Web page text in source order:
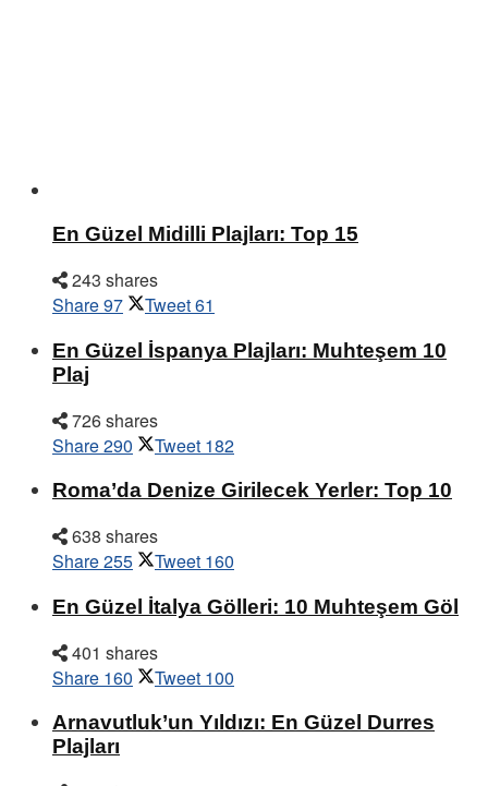
En Güzel Midilli Plajları: Top 15
243 shares
Share97 Tweet61
En Güzel İspanya Plajları: Muhteşem 10
Plaj
726 shares
Share290 Tweet 182
Roma’da Denize Girilecek Yerler: Top 10
638 shares
Share255 Tweet 160
En Güzel İtalya Gölleri: 10 Muhteşem Göl
401 shares
Share 160 Tweet 100
Arnavutluk’un Yıldızı: En Güzel Durres
Plajları